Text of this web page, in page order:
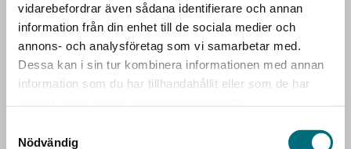
vidarebefordrar även sådana identifierare och annan
information från din enhet till de sociala medier och
annons- och analysföretag som vi samarbetar med.
Dessa kan i sin tur kombinera informationen med annan
information som du har tillhandahållit eller som de har
Nödvändig